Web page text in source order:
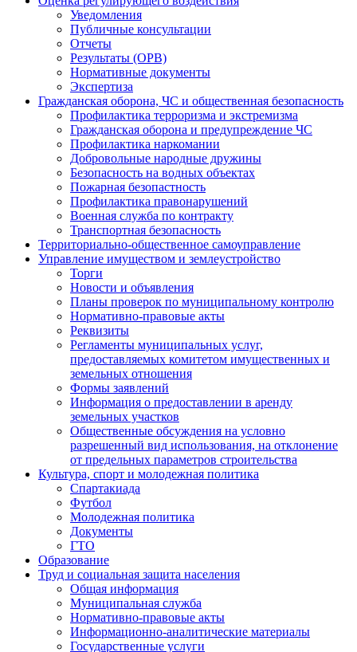
Уведомления
Публичные консультации
Отчеты
Результаты (ОРВ)
Нормативные документы
Экспертиза
Гражданская оборона, ЧС и общественная безопасность
Профилактика терроризма и экстремизма
Гражданская оборона и предупреждение ЧС
Профилактика наркомании
Добровольные народные дружины
Безопасность на водных объектах
Пожарная безопастность
Профилактика правонарушений
Военная служба по контракту
Транспортная безопасность
Территориально-общественное самоуправление
Управление имуществом и землеустройство
Торги
Новости и объявления
Планы проверок по муниципальному контролю
Нормативно-правовые акты
Реквизиты
Регламенты муниципальных услуг,
предоставляемых комитетом имущественных и
земельных отношения
Формы заявлений
Информация о предоставлении в аренду
земельных участков
Общественные обсуждения на условно
разрешенный вид использования, на отклонение
от предельных параметров строительства
Культура, спорт и молодежная политика
Спартакиада
Футбол
Молодежная политика
Документы
ГТО
Образование
Труд и социальная защита населения
Общая информация
Муниципальная служба
Нормативно-правовые акты
Информационно-аналитические материалы
Государственные услуги